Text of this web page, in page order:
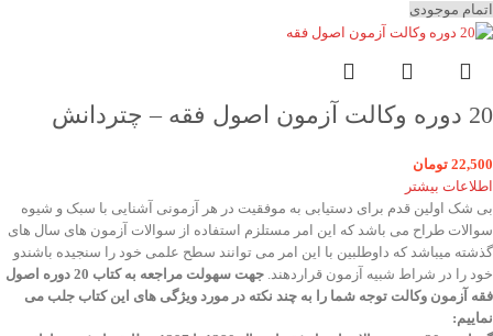
اتمام موجودی
20 دوره وکالت آزمون اصول فقه – چتردانش
22,500 تومان
اطلاعات بیشتر
بی شک اولین قدم برای دستیابی به موفقیت در هر آزمونی آشنایی با سبک و شیوه
سوالات طراح می باشد که این امر مستلزم استفاده از سوالات آزمون های سال های
گذشته میباشد که داوطلبین با این امر می توانند سطح علمی خود را سنجیده باشندو
خود را در شراط شبیه آزمون قراردهند.
جهت سهولت مراجعه به کتاب 20 دوره اصول
فقه آزمون وکالت توجه شما را به چند نکته در مورد ویژگی های این کتاب جلب می
نماییم: